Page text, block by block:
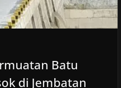
Batu
di Jembatan